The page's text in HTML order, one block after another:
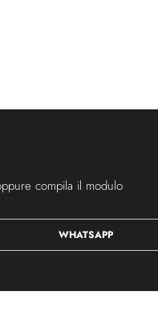
compila il modulo
WHATSAPP